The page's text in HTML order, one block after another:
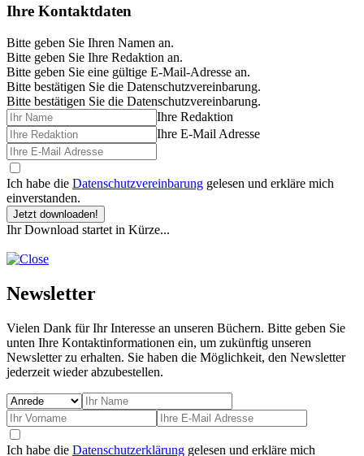
Ihre Kontaktdaten
Bitte geben Sie Ihren Namen an.
Bitte geben Sie Ihre Redaktion an.
Bitte geben Sie eine gültige E-Mail-Adresse an.
Bitte bestätigen Sie die Datenschutzvereinbarung.
Bitte bestätigen Sie die Datenschutzvereinbarung.
Ihre Redaktion
Ihre E-Mail Adresse
Ich habe die Datenschutzvereinbarung gelesen und erkläre mich
einverstanden.
Jetzt downloaden!
Ihr Download startet in Kürze...
Newsletter
Vielen Dank für Ihr Interesse an unseren Büchern. Bitte geben Sie
unten Ihre Kontaktinformationen ein, um zukünftig unseren
Newsletter zu erhalten. Sie haben die Möglichkeit, den Newsletter
jederzeit wieder abzubestellen.
Ich habe die Datenschutzerklärung gelesen und erkläre mich